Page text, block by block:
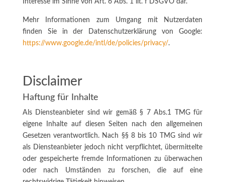
Interesse im Sinne von Art. 6 Abs. 1 lit. f DSGVO dar.
Mehr Informationen zum Umgang mit Nutzerdaten
finden Sie in der Datenschutzerklärung von Google:
https://www.google.de/intl/de/policies/privacy/.
Disclaimer
Haftung für Inhalte
Als Diensteanbieter sind wir gemäß § 7 Abs.1 TMG für
eigene Inhalte auf diesen Seiten nach den allgemeinen
Gesetzen verantwortlich. Nach §§ 8 bis 10 TMG sind wir
als Diensteanbieter jedoch nicht verpflichtet, übermittelte
oder gespeicherte fremde Informationen zu überwachen
oder nach Umständen zu forschen, die auf eine